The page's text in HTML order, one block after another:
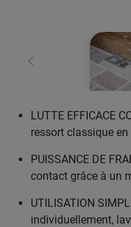
retour
LUTTE EFFICACE
ressort classique
PUISSANCE DE
contact grâce à un
UTILISATION
individuellement,